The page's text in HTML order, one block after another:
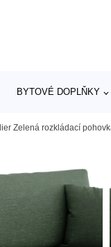
BYTOVÉ DOPLŇKY
Zelená rozkládací